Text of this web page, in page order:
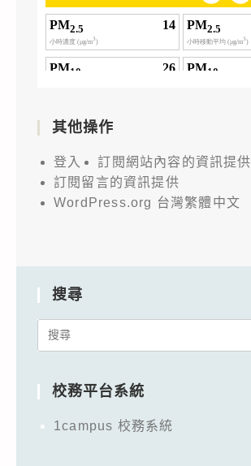
其他操作
登入
訂閱網站內容的資訊提供
訂閱留言的資訊提供
WordPress.org 台灣繁體中文
搜尋
Search
校務平台系統
1campus 校務系統